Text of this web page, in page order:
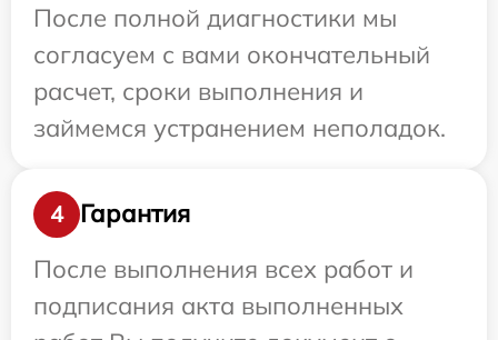
После полной диагностики мы
согласуем с вами окончательный
расчет, сроки выполнения и
займемся устранением неполадок.
4
Гарантия
После выполнения всех работ и
подписания акта выполненных